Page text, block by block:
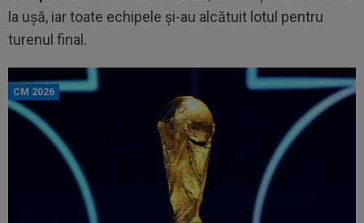
la ușă, iar toate echipele și-au alcătuit lotul pentru
turenul final.
CM 2026